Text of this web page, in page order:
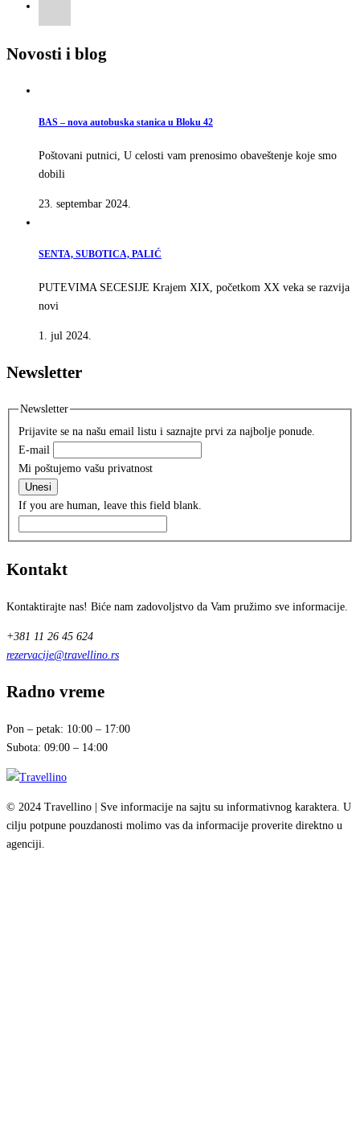
Novosti i blog
BAS – nova autobuska stanica u Bloku 42
Poštovani putnici, U celosti vam prenosimo obaveštenje koje smo
dobili
23. septembar 2024.
SENTA, SUBOTICA, PALIĆ
PUTEVIMA SECESIJE Krajem XIX, početkom XX veka se razvija
novi
1. jul 2024.
Newsletter
Newsletter
Prijavite se na našu email listu i saznajte prvi za najbolje ponude.
E-mail
Mi poštujemo vašu privatnost
Unesi
If you are human, leave this field blank.
Kontakt
Kontaktirajte nas! Biće nam zadovoljstvo da Vam pružimo sve informacije.
+381 11 26 45 624
rezervacije@travellino.rs
Radno vreme
Pon – petak: 10:00 – 17:00
Subota: 09:00 – 14:00
© 2024 Travellino | Sve informacije na sajtu su informativnog karaktera. U
cilju potpune pouzdanosti molimo vas da informacije proverite direktno u
agenciji.